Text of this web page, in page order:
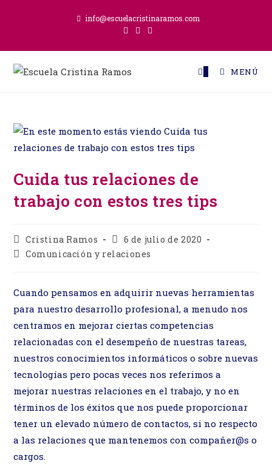
info@escuelacristinaramos.com
MENÚ
Cuida tus relaciones de
trabajo con estos tres tips
Autor
de
Cristina Ramos
Publicación
de
6 de julio de 2020
Categoría
entrada:
Comunicación y relaciones
Cuando pensamos en adquirir nuevas herramientas
para nuestro desarrollo profesional, a menudo nos
centramos en mejorar ciertas competencias
relacionadas con el desempeño de nuestras tareas,
nuestros conocimientos informáticos o sobre nuevas
tecnologías pero pocas veces nos referimos a
mejorar nuestras relaciones en el trabajo, y no en
términos de los éxitos que nos puede proporcionar
tener un elevado número de contactos, si no respecto
a las relaciones que mantenemos con compañer@s o
cargos.